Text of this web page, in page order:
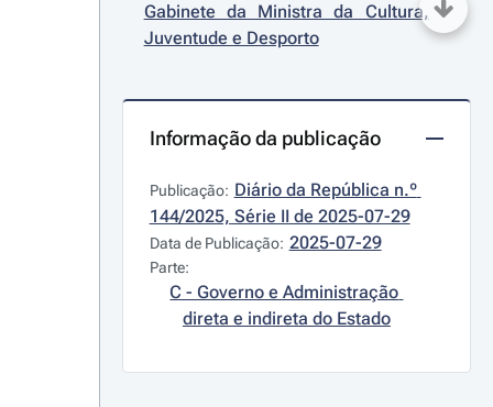
Gabinete da Ministra da Cultura,
Juventude e Desporto
Informação da publicação
Publicação: Diário da República n.º
144/2025, Série II de 2025-07-29
Data de Publicação: 2025-07-29
Parte:
C - Governo e Administração
direta e indireta do Estado